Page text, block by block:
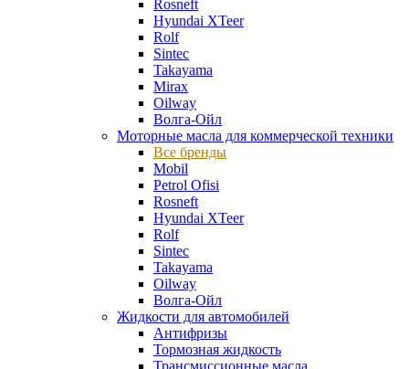
Rosneft
Hyundai XTeer
Rolf
Sintec
Takayama
Mirax
Oilway
Волга-Ойл
Моторные масла для коммерческой техники
Все бренды
Mobil
Petrol Ofisi
Rosneft
Hyundai XTeer
Rolf
Sintec
Takayama
Oilway
Волга-Ойл
Жидкости для автомобилей
Антифризы
Тормозная жидкость
Трансмиссионные масла